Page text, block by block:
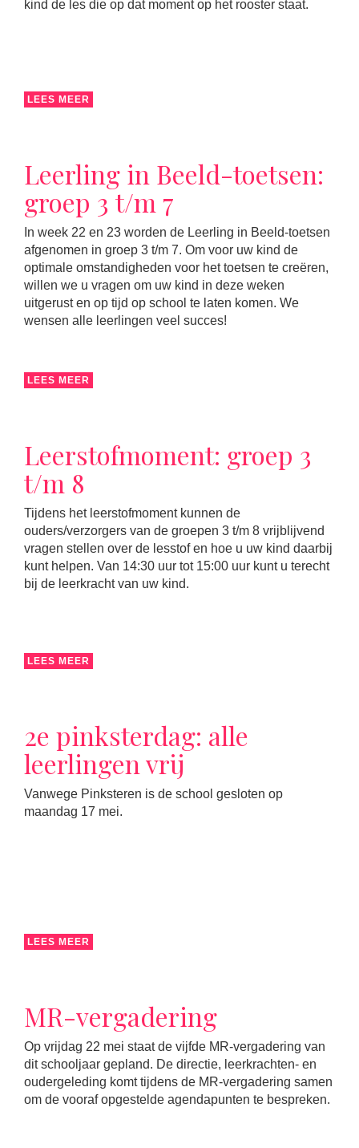
kind de les die op dat moment op het rooster staat.
LEES MEER
Leerling in Beeld-toetsen:
groep 3 t/m 7
In week 22 en 23 worden de Leerling in Beeld-toetsen
afgenomen in groep 3 t/m 7. Om voor uw kind de
optimale omstandigheden voor het toetsen te creëren,
willen we u vragen om uw kind in deze weken
uitgerust en op tijd op school te laten komen. We
wensen alle leerlingen veel succes!
LEES MEER
Leerstofmoment: groep 3
t/m 8
Tijdens het leerstofmoment kunnen de
ouders/verzorgers van de groepen 3 t/m 8 vrijblijvend
vragen stellen over de lesstof en hoe u uw kind daarbij
kunt helpen. Van 14:30 uur tot 15:00 uur kunt u terecht
bij de leerkracht van uw kind.
LEES MEER
2e pinksterdag: alle
leerlingen vrij
Vanwege Pinksteren is de school gesloten op
maandag 17 mei.
LEES MEER
MR-vergadering
Op vrijdag 22 mei staat de vijfde MR-vergadering van
dit schooljaar gepland. De directie, leerkrachten- en
oudergeleding komt tijdens de MR-vergadering samen
om de vooraf opgestelde agendapunten te bespreken.